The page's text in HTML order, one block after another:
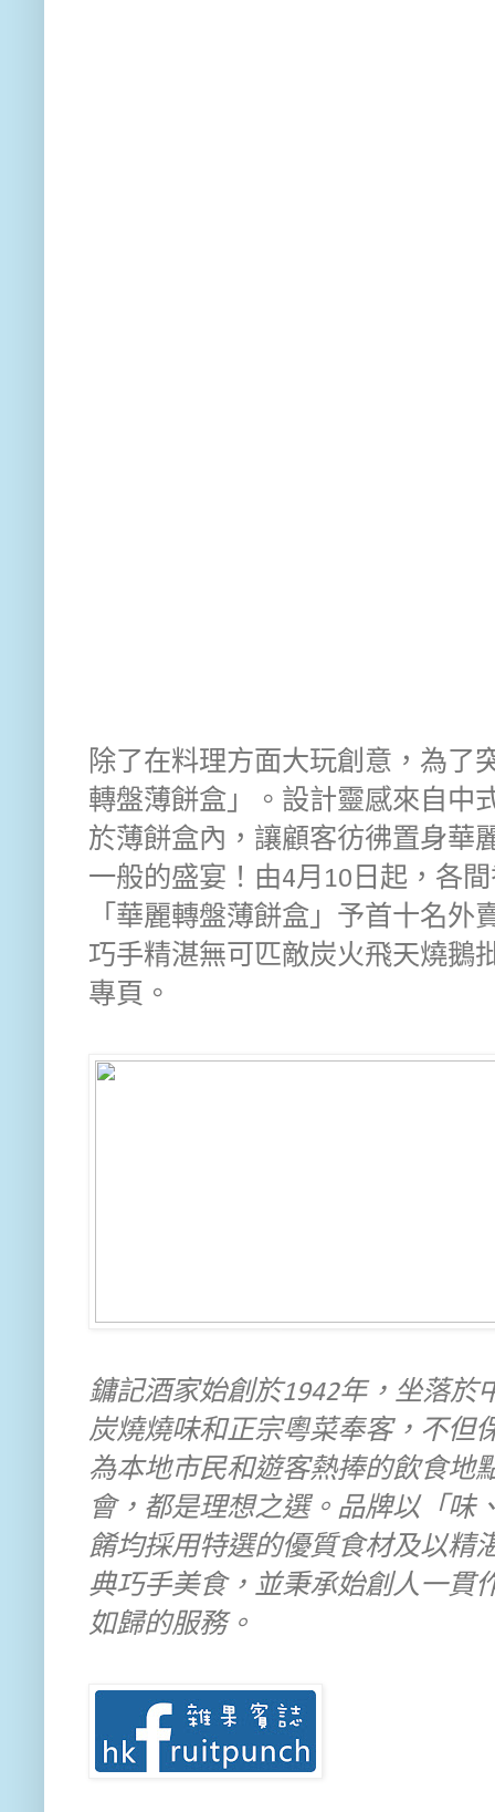
除了在料理方面大玩創意，為了
轉盤薄餅盒」。設計靈感來自中
於薄餅盒內，讓顧客彷彿置身華
一般的盛宴！由4月10日起，各
「華麗轉盤薄餅盒」予首十名外
巧手精湛無可匹敵炭火飛天燒鵝
專頁。
鏞記酒家始創於1942年，坐落於
炭燒燒味和正宗粵菜奉客，不但
為本地市民和遊客熱捧的飲食地
會，都是理想之選。品牌以「味
餚均採用特選的優質食材及以精
典巧手美食，並秉承始創人一貫
如歸的服務。